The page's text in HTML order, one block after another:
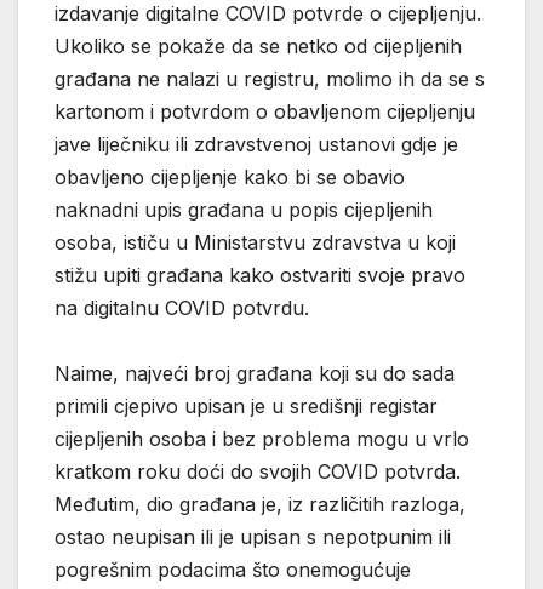
izdavanje digitalne COVID potvrde o cijepljenju.
Ukoliko se pokaže da se netko od cijepljenih
građana ne nalazi u registru, molimo ih da se s
kartonom i potvrdom o obavljenom cijepljenju
jave liječniku ili zdravstvenoj ustanovi gdje je
obavljeno cijepljenje kako bi se obavio
naknadni upis građana u popis cijepljenih
osoba, ističu u Ministarstvu zdravstva u koji
stižu upiti građana kako ostvariti svoje pravo
na digitalnu COVID potvrdu.
Naime, najveći broj građana koji su do sada
primili cjepivo upisan je u središnji registar
cijepljenih osoba i bez problema mogu u vrlo
kratkom roku doći do svojih COVID potvrda.
Međutim, dio građana je, iz različitih razloga,
ostao neupisan ili je upisan s nepotpunim ili
pogrešnim podacima što onemogućuje